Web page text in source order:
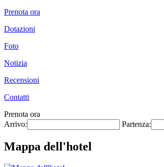
Prenota ora
Dotazioni
Foto
Notizia
Recensioni
Contatti
Prenota ora
Arrivo:
Partenza:
Mappa dell'hotel